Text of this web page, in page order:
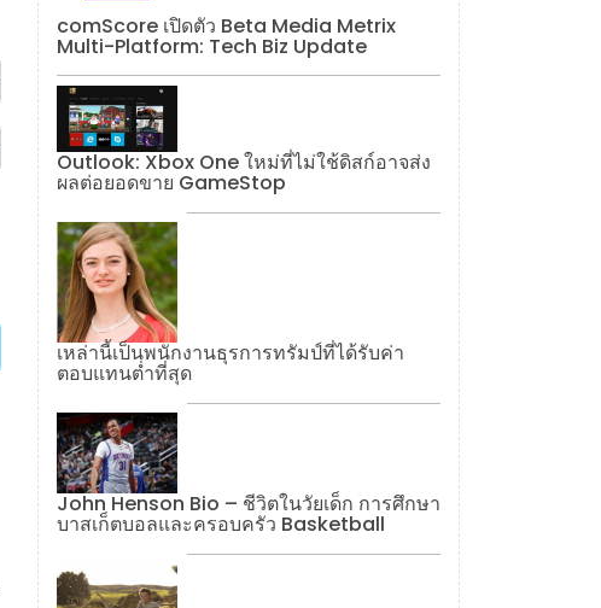
comScore เปิดตัว Beta Media Metrix
Multi-Platform: Tech Biz Update
Outlook: Xbox One ใหม่ที่ไม่ใช้ดิสก์อาจส่ง
ผลต่อยอดขาย GameStop
เหล่านี้เป็นพนักงานธุรการทรัมป์ที่ได้รับค่า
ตอบแทนต่ำที่สุด
John Henson Bio – ชีวิตในวัยเด็ก การศึกษา
บาสเก็ตบอลและครอบครัว Basketball